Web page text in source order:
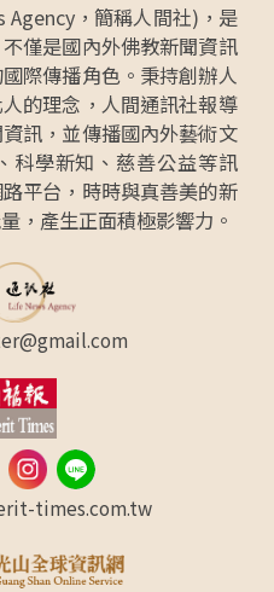
Agency，簡稱人間社)，是
僅是國內外佛教新聞資訊
際傳播角色。秉持創辦人
的理念，人間通訊社報導
訊，並傳播國內外藝術文
科學新知、慈善公益等訊
平台，時時與真善美的新
，產生正面積極影響力。
times.com.tw